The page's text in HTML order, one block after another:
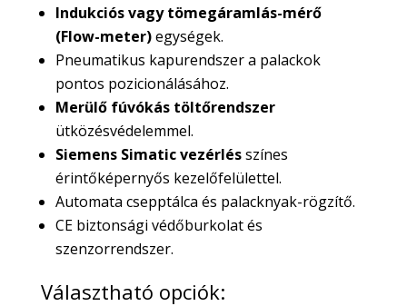
Indukciós vagy tömegáramlás-mérő
(Flow-meter)egységek.
Pneumatikus kapurendszer a palackok
pontos pozicionálásához.
Merülő fúvókás töltőrendszer
ütközésvédelemmel.
Siemens Simatic vezérlésszínes
érintőképernyős kezelőfelülettel.
Automata csepptálca és palacknyak-rögzítő.
CE biztonsági védőburkolat és
szenzorrendszer.
Választható opciók: